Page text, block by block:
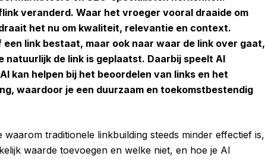
veranderd. Waar het vroeger vooral draaide om
het nu om kwaliteit, relevantie en context.
link bestaat, maar ook naar waar de link over gaat,
natuurlijk de link is geplaatst. Daarbij speelt AI
kan helpen bij het beoordelen van links en het
waardoor je een duurzaam en toekomstbestendig
traditionele linkbuilding steeds minder effectief is,
waarde toevoegen en welke niet, en hoe je AI